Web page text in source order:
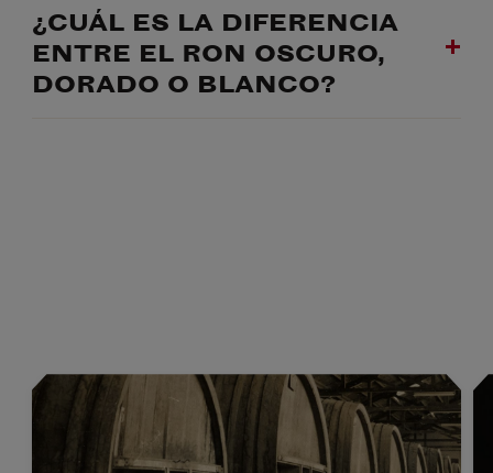
¿CUÁL ES LA DIFERENCIA
ENTRE EL RON OSCURO,
DORADO O BLANCO?